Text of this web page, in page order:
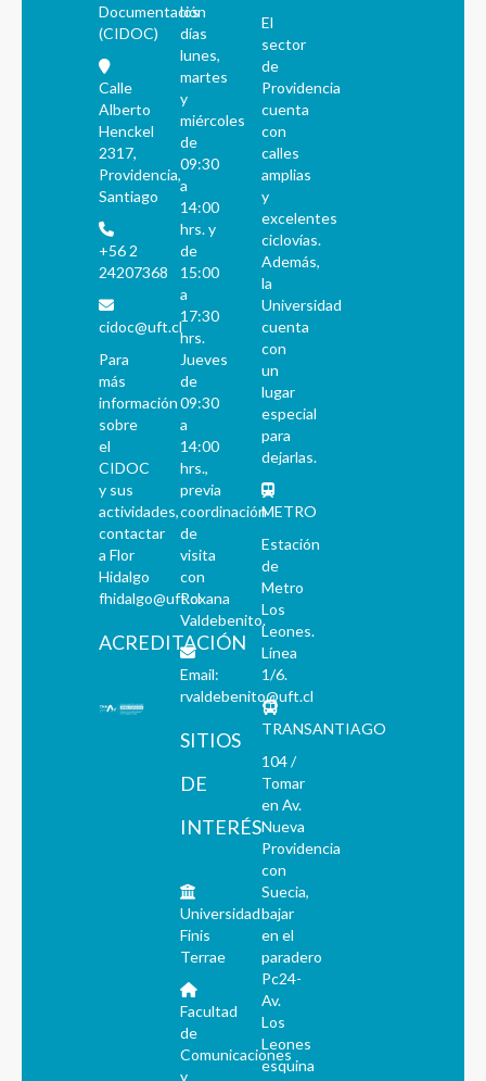
Documentación
(CIDOC)
Calle
Alberto
Henckel
2317,
Providencia,
Santiago
+56 2
24207368
cidoc@uft.cl
Para
más
información
sobre
el
CIDOC
y sus
actividades,
contactar
a Flor
Hidalgo
fhidalgo@uft.cl
ACREDITACIÓN
los
días
lunes,
martes
y
miércoles
de
09:30
a
14:00
hrs. y
de
15:00
a
17:30
hrs.
Jueves
de
09:30
a
14:00
hrs.,
previa
coordinación
de
visita
con
Roxana
Valdebenito.
Email:
rvaldebenito@uft.cl
SITIOS
DE
INTERÉS
Universidad
Finis
Terrae
Facultad
de
Comunicaciones
y
El
sector
de
Providencia
cuenta
con
calles
amplias
y
excelentes
ciclovías.
Además,
la
Universidad
cuenta
con
un
lugar
especial
para
dejarlas.
METRO
Estación
de
Metro
Los
Leones.
Línea
1/6.
TRANSANTIAGO
104 /
Tomar
en Av.
Nueva
Providencia
con
Suecia,
bajar
en el
paradero
Pc24-
Av.
Los
Leones
esquina